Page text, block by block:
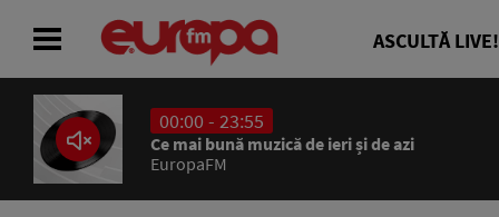
ASCULTĂ LIVE!
00:00 - 23:55
Ce mai bună muzică de ieri și de azi
EuropaFM
ACASĂ
ȘTIRI